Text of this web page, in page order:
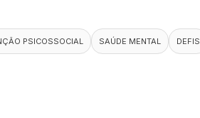
PSICOSSOCIAL SAÚDE MENTAL
DEFIS